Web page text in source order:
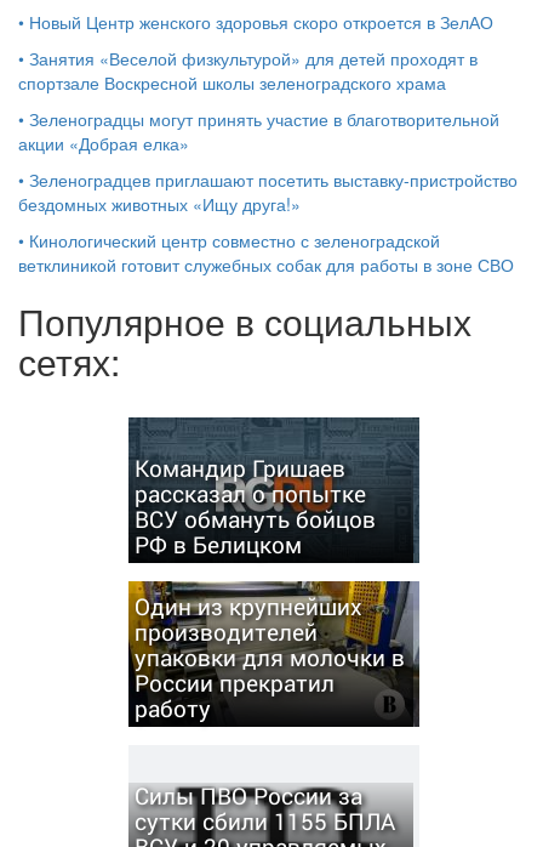
• Новый Центр женского здоровья скоро откроется в ЗелАО
• Занятия «Веселой физкультурой» для детей проходят в
спортзале Воскресной школы зеленоградского храма
• Зеленоградцы могут принять участие в благотворительной
акции «Добрая елка»
• Зеленоградцев приглашают посетить выставку-пристройство
бездомных животных «Ищу друга!»
• Кинологический центр совместно с зеленоградской
ветклиникой готовит служебных собак для работы в зоне СВО
Популярное в социальных
сетях:
Командир Гришаев
рассказал о попытке
ВСУ обмануть бойцов
РФ в Белицком
Один из крупнейших
производителей
упаковки для молочки в
России прекратил
работу
Силы ПВО России за
сутки сбили 1155 БПЛА